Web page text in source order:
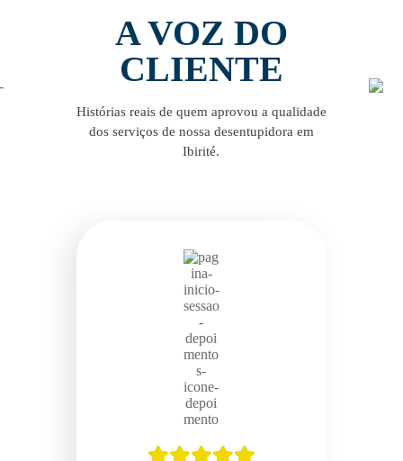
A VOZ DO
CLIENTE
Histórias reais de quem aprovou a qualidade
dos serviços de nossa desentupidora em
Ibirité.